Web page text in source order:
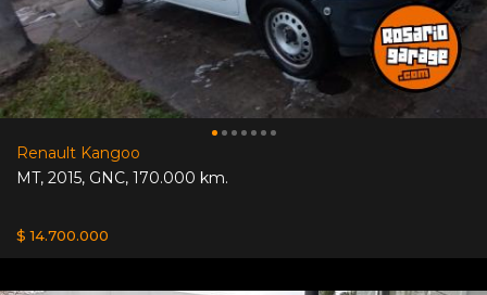
Renault Kangoo
MT, 2015, GNC, 170.000 km.
$ 14.700.000